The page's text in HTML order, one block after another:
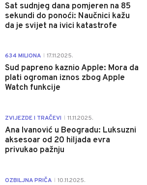
Sat sudnjeg dana pomjeren na 85
sekundi do ponoći: Naučnici kažu
da je svijet na ivici katastrofe
634 MILIONA 17.11.2025.
Sud papreno kaznio Apple: Mora da
plati ogroman iznos zbog Apple
Watch funkcije
ZVIJEZDE I TRAČEVI 11.11.2025.
Ana Ivanović u Beogradu: Luksuzni
aksesoar od 20 hiljada evra
privukao pažnju
OZBILJNA PRIČA 10.11.2025.